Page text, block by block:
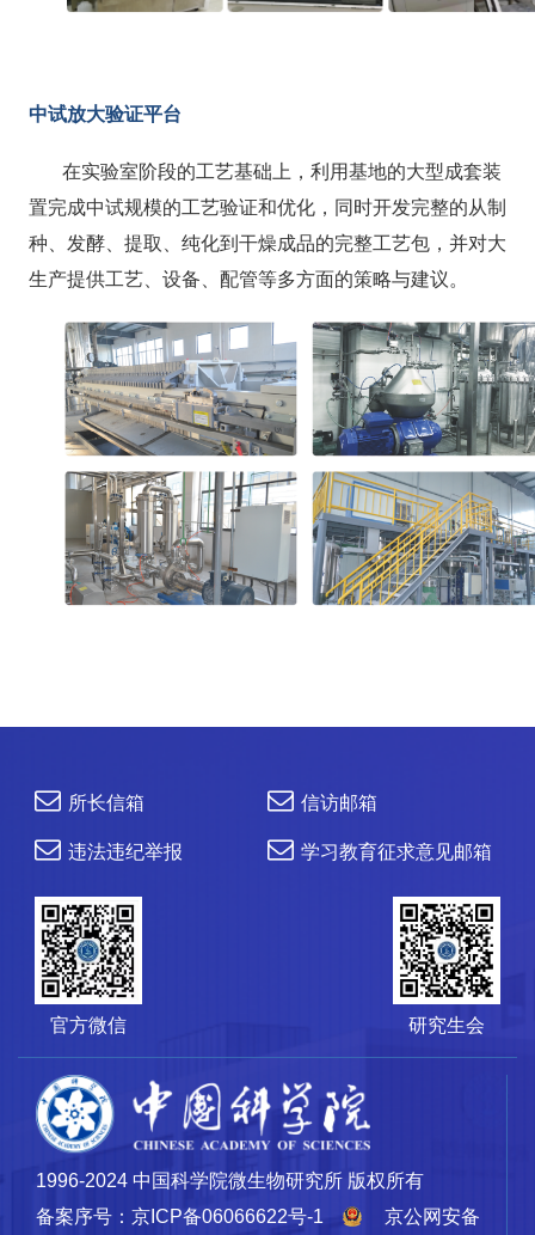
中试放大验证平台
在实验室阶段的工艺基础上，利用基地的大型成套装
置完成中试规模的工艺验证和优化，同时开发完整的从制
种、发酵、提取、纯化到干燥成品的完整工艺包，并对大
生产提供工艺、设备、配管等多方面的策略与建议。
所长信箱 信访邮箱
违法违纪举报 学习教育征求意见邮箱
官方微信 研究生会
1996-2024 中国科学院微生物研究所 版权所有
备案序号：京ICP备06066622号-1
京公网安备